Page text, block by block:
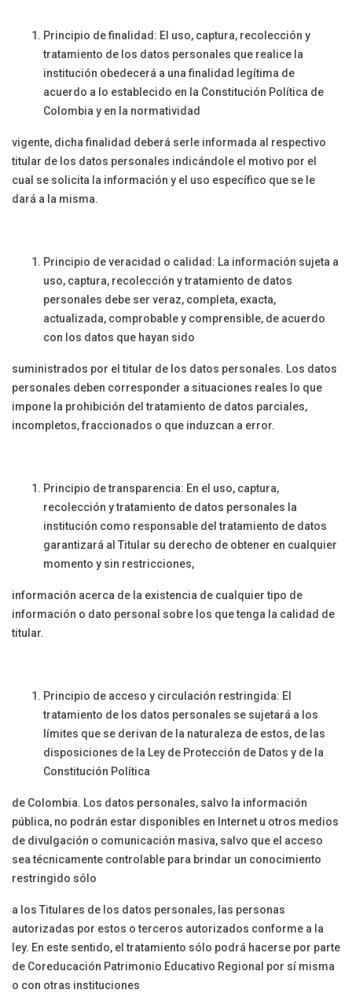
Principio de finalidad: El uso, captura, recolección y
tratamiento de los datos personales que realice la
institución obedecerá a una finalidad legítima de
acuerdo a lo establecido en la Constitución Política de
Colombia y en la normatividad
vigente, dicha finalidad deberá serle informada al respectivo
titular de los datos personales indicándole el motivo por el
cual se solicita la información y el uso específico que se le
dará a la misma.
Principio de veracidad o calidad: La información sujeta a
uso, captura, recolección y tratamiento de datos
personales debe ser veraz, completa, exacta,
actualizada, comprobable y comprensible, de acuerdo
con los datos que hayan sido
suministrados por el titular de los datos personales. Los datos
personales deben corresponder a situaciones reales lo que
impone la prohibición del tratamiento de datos parciales,
incompletos, fraccionados o que induzcan a error.
Principio de transparencia: En el uso, captura,
recolección y tratamiento de datos personales la
institución como responsable del tratamiento de datos
garantizará al Titular su derecho de obtener en cualquier
momento y sin restricciones,
información acerca de la existencia de cualquier tipo de
información o dato personal sobre los que tenga la calidad de
titular.
Principio de acceso y circulación restringida: El
tratamiento de los datos personales se sujetará a los
límites que se derivan de la naturaleza de estos, de las
disposiciones de la Ley de Protección de Datos y de la
Constitución Política
de Colombia. Los datos personales, salvo la información
pública, no podrán estar disponibles en Internet u otros medios
de divulgación o comunicación masiva, salvo que el acceso
sea técnicamente controlable para brindar un conocimiento
restringido sólo
a los Titulares de los datos personales, las personas
autorizadas por estos o terceros autorizados conforme a la
ley. En este sentido, el tratamiento sólo podrá hacerse por parte
de Coreducación Patrimonio Educativo Regional por sí misma
o con otras instituciones